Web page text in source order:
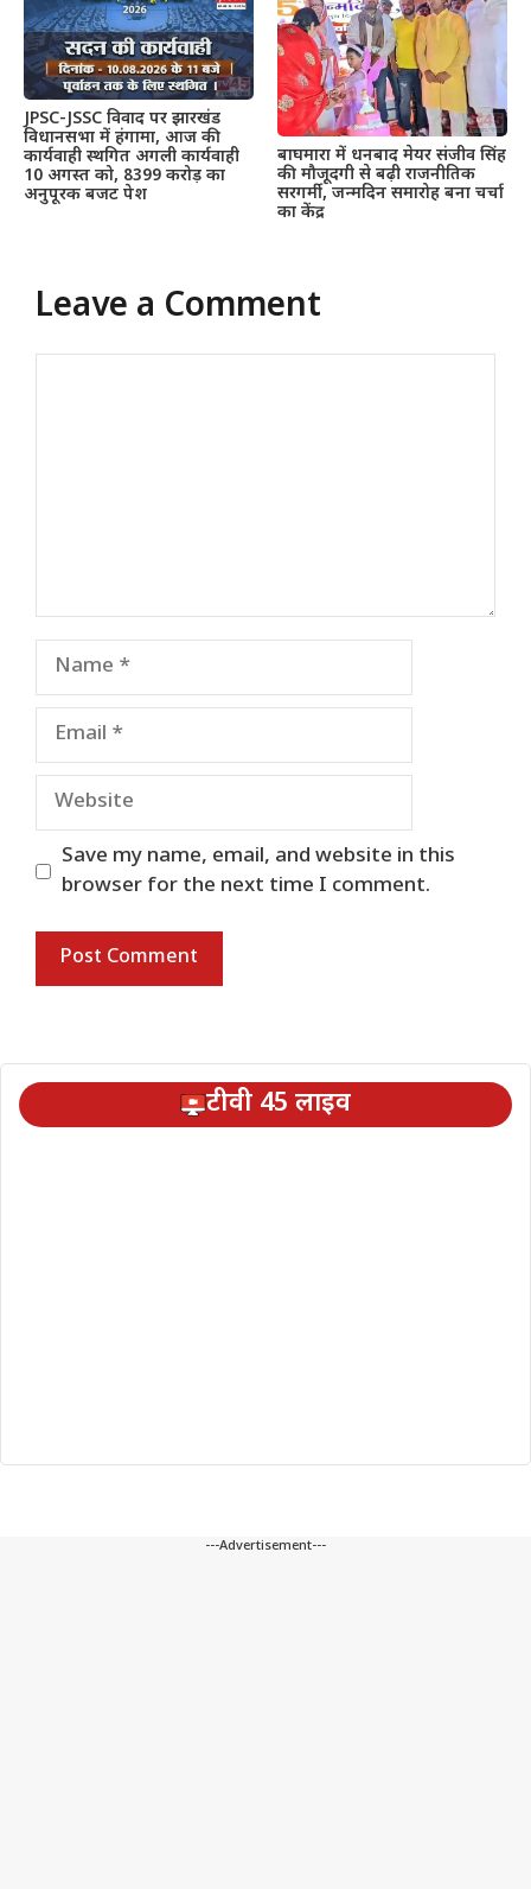
JPSC-JSSC विवाद पर झारखंड
विधानसभा में हंगामा, आज की
कार्यवाही स्थगित अगली कार्यवाही
10 अगस्त को, 8399 करोड़ का
अनुपूरक बजट पेश
बाघमारा में धनबाद मेयर संजीव सिंह
की मौजूदगी से बढ़ी राजनीतिक
सरगर्मी, जन्मदिन समारोह बना चर्चा
का केंद्र
Leave a Comment
Name
Email
Website
Save my name, email, and website in this
browser for the next time I comment.
टीवी 45 लाइव
---Advertisement---